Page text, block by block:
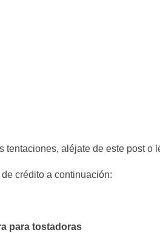
tentaciones, aléjate de este post o
crédito a continuación:
para tostadoras